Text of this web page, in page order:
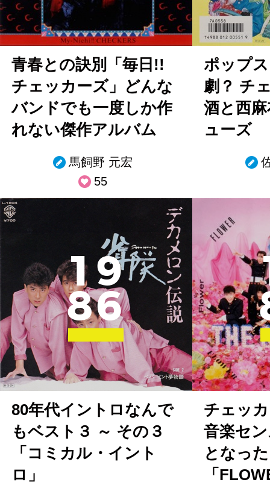
青春との訣別「毎日!!
チェッカーズ」どんな
バンドでも一度しか作
れない傑作アルバム
馬飼野 元宏
55
ポップ
劇？ チ
酒と西
ューズ
1 9
86
80年代イントロなんで
もベスト３ ～ その３
「コミカル・イント
ロ」
チェッ
音楽セ
となっ
「